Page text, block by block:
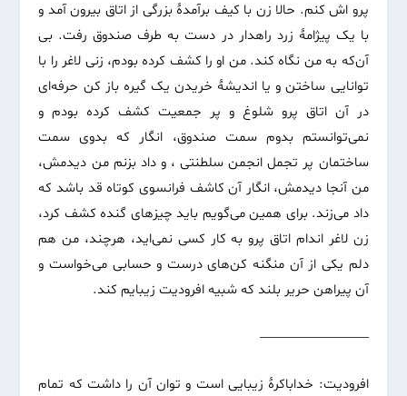
پرو اش کنم. حالا زن با کیف برآمدهٔ بزرگی از اتاق بیرون آمد و
با یک پیژامهٔ زرد راهدار در دست به طرف صندوق رفت. بی
آن‌که به من نگاه کند. من او را کشف کرده بودم، زنی لاغر را با
توانایی ساختن و یا اندیشهٔ خریدن یک گیره باز کن حرفه‌ای
در آن اتاق پرو شلوغ و پر جمعیت کشف کرده بودم و
نمی‌توانستم بدوم سمت صندوق، انگار که بدوی سمت
ساختمان پر تجمل انجمن سلطنتی ، و داد بزنم من دیدمش،
من آنجا دیدمش، انگار آن کاشف فرانسوی کوتاه قد باشد که
داد می‌زند. برای همین می‌گویم باید چیزهای گنده کشف کرد،
زن لاغر اندام اتاق پرو به کار کسی نمی‌اید، هرچند، من هم
دلم یکی از آن منگنه کن‌های درست و حسابی می‌خواست و
آن پیراهن حریر بلند که شبیه افرودیت زیبایم کند.
————————
افرودیت: خداباکرهٔ زیبایی است و توان آن را داشت که تمام